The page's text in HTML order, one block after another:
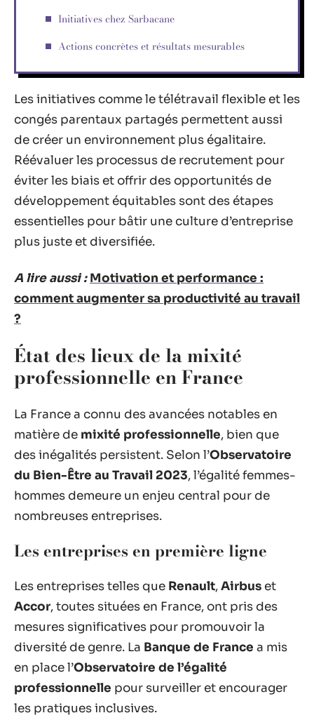
Initiatives chez Sarbacane
Actions concrètes et résultats mesurables
Les initiatives comme le télétravail flexible et les
congés parentaux partagés permettent aussi
de créer un environnement plus égalitaire.
Réévaluer les processus de recrutement pour
éviter les biais et offrir des opportunités de
développement équitables sont des étapes
essentielles pour bâtir une culture d’entreprise
plus juste et diversifiée.
A lire aussi : Motivation et performance :
comment augmenter sa productivité au travail
?
État des lieux de la mixité
professionnelle en France
La France a connu des avancées notables en
matière de mixité professionnelle, bien que
des inégalités persistent. Selon l’Observatoire
du Bien-Être au Travail 2023, l’égalité femmes-
hommes demeure un enjeu central pour de
nombreuses entreprises.
Les entreprises en première ligne
Les entreprises telles que Renault,Airbus et
Accor, toutes situées en France, ont pris des
mesures significatives pour promouvoir la
diversité de genre. La Banque de France a mis
en place l’Observatoire de l’égalité
professionnelle pour surveiller et encourager
les pratiques inclusives.